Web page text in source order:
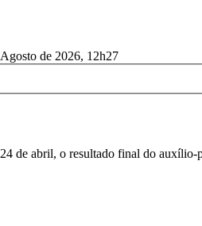
de 2026, 12h27
de abril, o resultado final do